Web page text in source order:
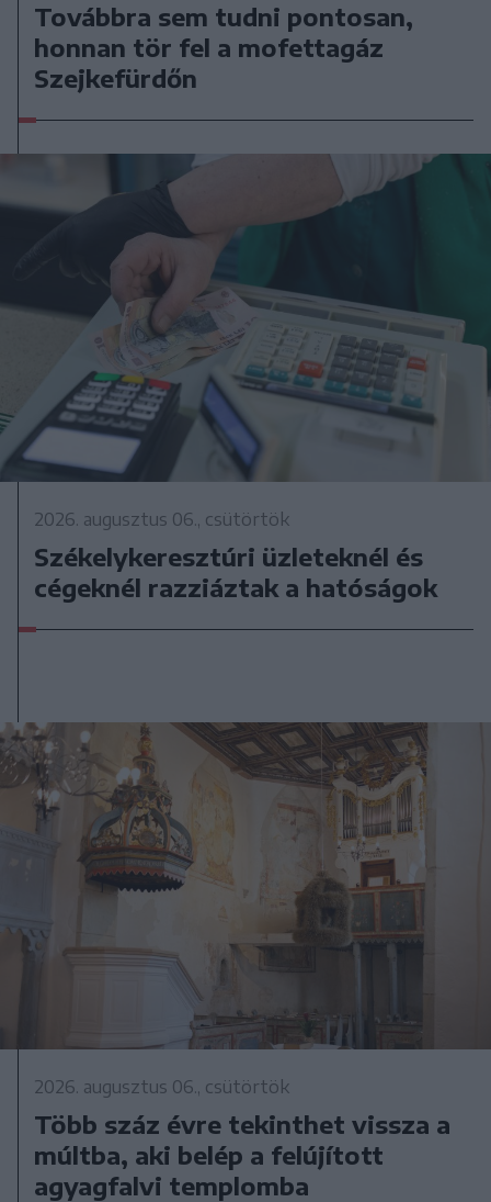
Továbbra sem tudni pontosan,
honnan tör fel a mofettagáz
Szejkefürdőn
2026. augusztus 06., csütörtök
Székelykeresztúri üzleteknél és
cégeknél razziáztak a hatóságok
2026. augusztus 06., csütörtök
Több száz évre tekinthet vissza a
múltba, aki belép a felújított
agyagfalvi templomba